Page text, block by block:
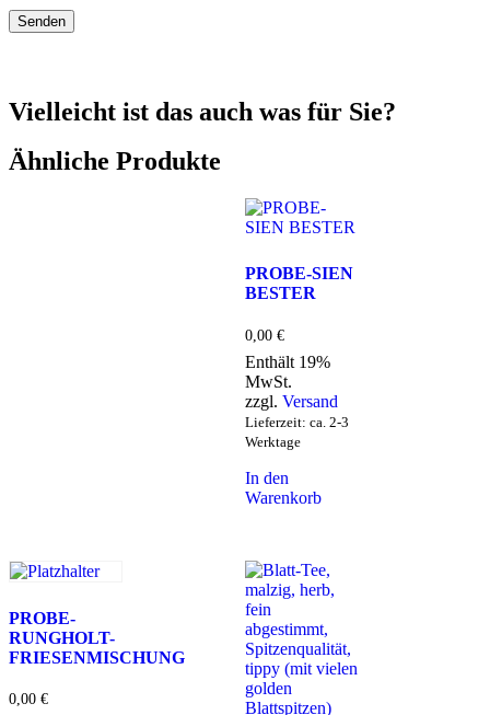
Vielleicht ist das auch was für Sie?
Ähnliche Produkte
PROBE-SIEN
BESTER
0,00 €
Enthält 19%
MwSt.
zzgl. Versand
Lieferzeit: ca. 2-3
Werktage
In den
Warenkorb
PROBE-
RUNGHOLT-
FRIESENMISCHUNG
0,00 €